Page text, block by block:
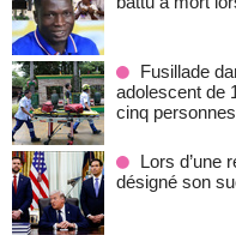
Fusillade
adolescent de
cinq
Lors d’une
désigné son